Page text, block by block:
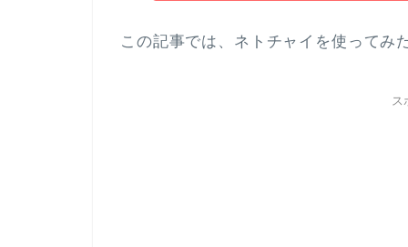
この記事では、ネトチャイを使ってみ
ス